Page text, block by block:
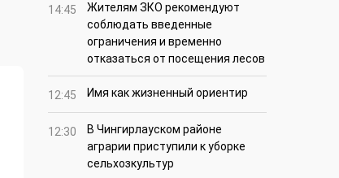
14:45
Жителям ЗКО рекомендуют
соблюдать введенные
ограничения и временно
отказаться от посещения лесов
12:45 Имя как жизненный ориентир
12:30
В Чингирлауском районе
аграрии приступили к уборке
сельхозкультур